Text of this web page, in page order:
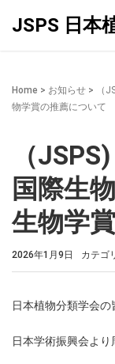
JSPS 日本
Home > お知らせ >
（
物学賞の推薦について
（
国際生
生物学
2026年1月9日 カテゴ
日本植物分類学会の
日本学術振興会より